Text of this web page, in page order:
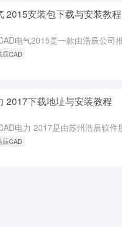
2015安装包下载与安装教程
辰CAD
2017下载地址与安装教程
辰CAD